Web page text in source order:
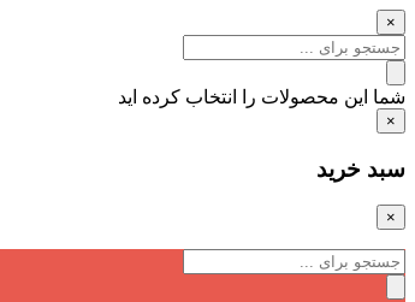
×
شما این محصولات را انتخاب کرده اید
×
سبد خرید
×